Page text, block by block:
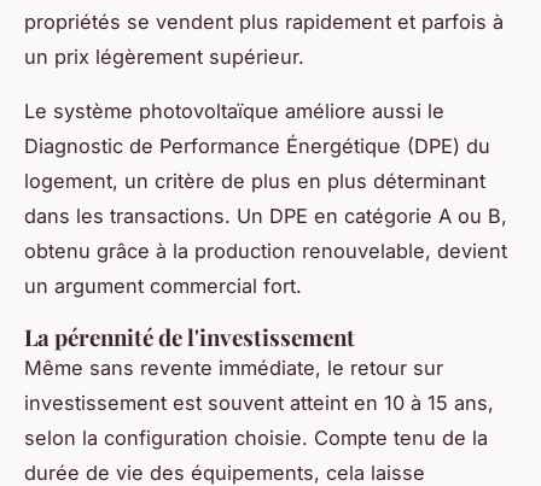
propriétés se vendent plus rapidement et parfois à
un prix légèrement supérieur.
Le système photovoltaïque améliore aussi le
Diagnostic de Performance Énergétique (DPE) du
logement, un critère de plus en plus déterminant
dans les transactions. Un DPE en catégorie A ou B,
obtenu grâce à la production renouvelable, devient
un argument commercial fort.
La pérennité de l'investissement
Même sans revente immédiate, le retour sur
investissement est souvent atteint en 10 à 15 ans,
selon la configuration choisie. Compte tenu de la
durée de vie des équipements, cela laisse